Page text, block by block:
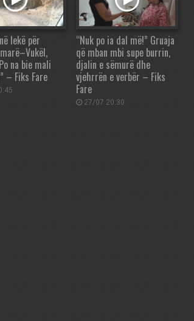
lekë për
na bie mali
– Fiks Fare
“Nuk po ia dal më!” Gruaja
që mban mbi supe burrin,
djalin e sëmurë dhe
vjehrrën e verbër – Fiks
Fare
27/07 20:30